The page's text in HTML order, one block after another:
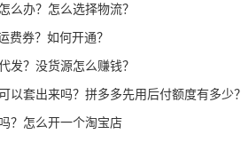
么办？怎么选择物流？
费券？如何开通？
发？没货源怎么赚钱？
以套出来吗？拼多多先用后付额度有多少？
？怎么开一个淘宝店